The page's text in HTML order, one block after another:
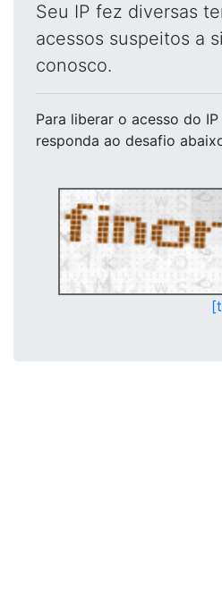
Seu IP fez diversas
acessos suspeitos a
conosco.
Para liberar o acesso do IP
responda ao desafio